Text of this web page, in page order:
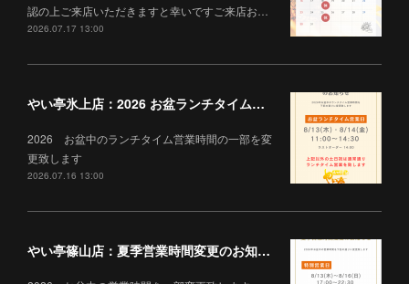
認の上ご来店いただきますと幸いですご来店お…
2026.07.17 13:00
やい亭氷上店：2026 お盆ランチタイム営業について
2026 お盆中のランチタイム営業時間の一部を変
更致します
2026.07.16 13:00
やい亭篠山店：夏季営業時間変更のお知らせ